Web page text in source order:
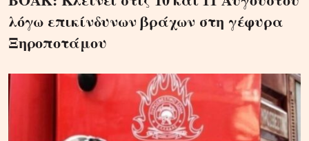
λόγω επικίνδυνων βράχων στη γέφυρα
Ξηροποτάμου